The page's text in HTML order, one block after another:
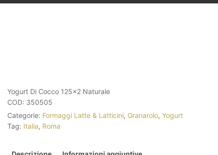
Yogurt Di Cocco 125×2 Naturale
COD: 350505
Categorie: Formaggi Latte & Latticini, Granarolo, Yogurt
Tag: Italia, Roma